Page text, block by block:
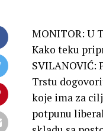
MONITOR: U
Kako teku
SVILANOVIĆ:
Trstu
koje ima za
potpunu